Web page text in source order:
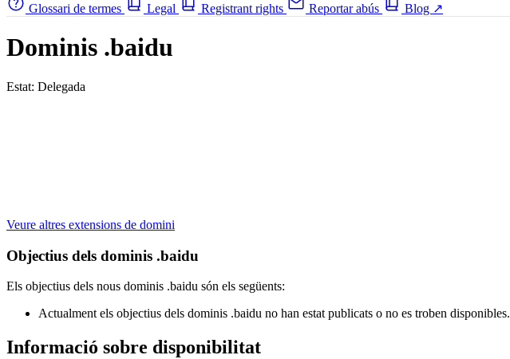
Glossari de termes
Legal Registrant rights Reportar abús Blog ↗
Dominis .baidu
Estat: Delegada
Veure altres extensions de domini
Objectius dels dominis .baidu
Els objectius dels nous dominis .baidu són els següents:
Actualment els objectius dels dominis .baidu no han estat publicats o no es troben disponibles.
Informació sobre disponibilitat